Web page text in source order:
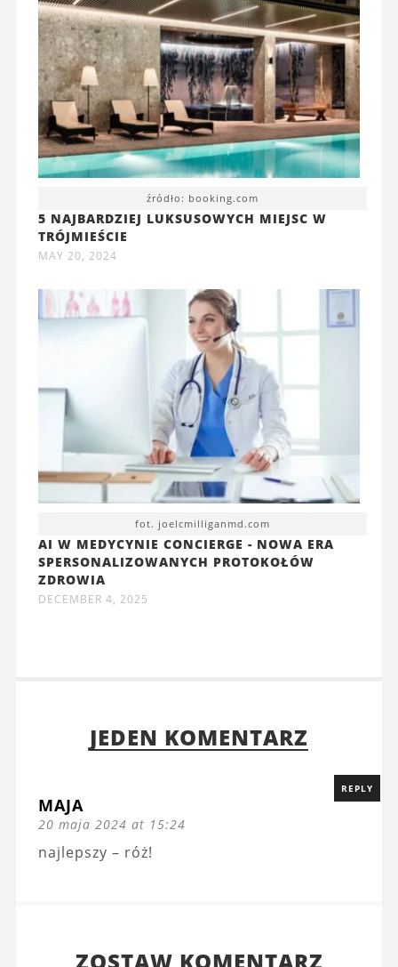
źródło: booking.com
5 NAJBARDZIEJ LUKSUSOWYCH MIEJSC W
TRÓJMIEŚCIE
MAY 20, 2024
fot. joelcmilliganmd.com
AI W MEDYCYNIE CONCIERGE - NOWA ERA
SPERSONALIZOWANYCH PROTOKOŁÓW
ZDROWIA
DECEMBER 4, 2025
JEDEN KOMENTARZ
MAJA
20 maja 2024 at 15:24
REPLY
najlepszy – róż!